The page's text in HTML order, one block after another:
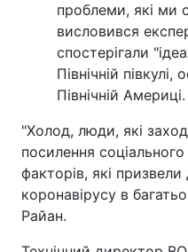
Тема оформлення
проблеми, які ми
висловився
спостерігали
Північній
Північній Америці.
"Холод, люди, які
посилення
факторів, які
коронавірусу в
Райан.